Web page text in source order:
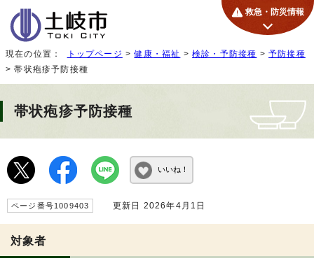
救急・防災情報
現在の位置： トップページ >健康・福祉 >検診・予防接種 >予防接種
> 帯状疱疹予防接種
帯状疱疹予防接種
いいね！
ページ番号1009403 更新日 2026年4月1日
対象者